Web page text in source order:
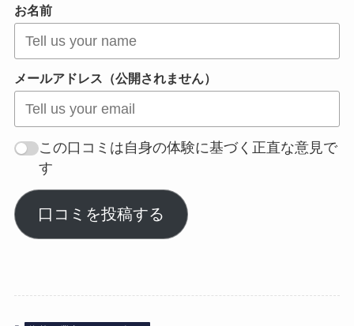
お名前
メールアドレス（公開されません）
この口コミは自身の体験に基づく正直な意見で
す
口コミを投稿する